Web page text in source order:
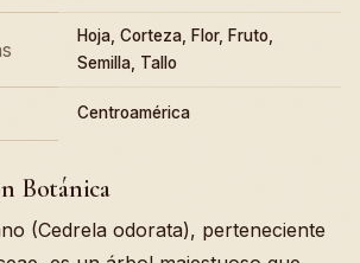
Hoja, Corteza, Flor, Fruto,
Semilla, Tallo
Centroamérica
Botánica
(Cedrela odorata), perteneciente